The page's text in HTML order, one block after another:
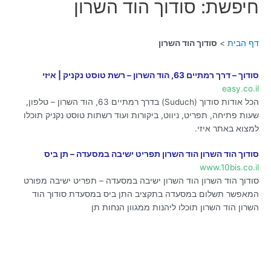
חיפשת: סודוך הוד השרון
דף הבית סודוך הוד השרון
סודוך – דרך רמתיים 63, הוד השרון – רשת טוסט נקניק | איזי
easy.co.il
הכל אודות סודוך (Suduch) בדרך רמתיים 63, הוד השרון – טלפון,
שעות פתיחה, תפריט, ניווט, ביקורות ועוד רשתות טוסט נקניק תוכלו
למצוא באתר איזי.
סודוך הוד השרון הוד השרון תפריט ישיבה במסעדה – תן ביס
www.10bis.co.il
סודוך הוד השרון הוד השרון ישיבה במסעדה – תפריט ישיבה מפורט
המאפשר תשלום במסעדה בתקציב התן ביס במסעדת סודוך הוד
השרון הוד השרון תוכלו ליהנות ממגוון הנחות תן